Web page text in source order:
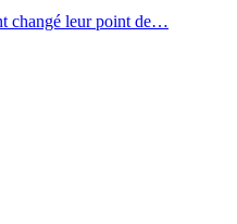
changé leur point de…